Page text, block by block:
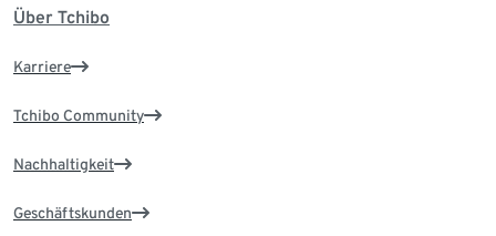
Über Tchibo
Karriere
Tchibo Community
Nachhaltigkeit
Geschäftskunden